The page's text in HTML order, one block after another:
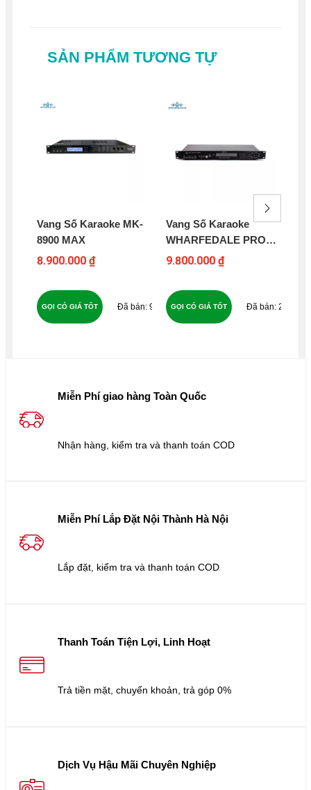
SẢN PHẨM TƯƠNG TỰ
Vang Số Karaoke MK-
8900 MAX
8.900.000 ₫
92
GỌI CÓ GIÁ TỐT
Vang Số Karaoke
WHARFEDALE PRO
WKP-301
9.800.000 ₫
29
GỌI CÓ GIÁ TỐT
Miễn Phí giao hàng Toàn Quốc
Nhận hàng, kiểm tra và thanh toán COD
Miễn Phí Lắp Đặt Nội Thành Hà Nội
Lắp đặt, kiểm tra và thanh toán COD
Thanh Toán Tiện Lợi, Linh Hoạt
Trả tiền mặt, chuyển khoản, trả góp 0%
Dịch Vụ Hậu Mãi Chuyên Nghiệp